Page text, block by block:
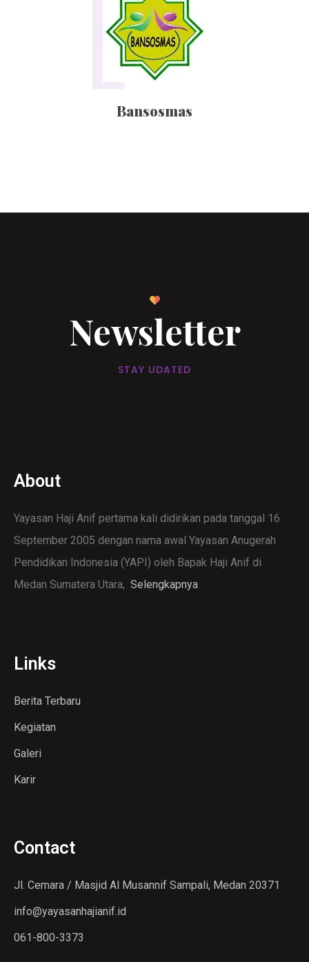
Bansosmas
Newsletter
STAY UDATED
About
Yayasan Haji Anif pertama kali didirikan pada tanggal 16
September 2005 dengan nama awal Yayasan Anugerah
Pendidikan Indonesia (YAPI) oleh Bapak Haji Anif di
Medan Sumatera Utara, Selengkapnya
Links
Berita Terbaru
Kegiatan
Galeri
Karir
Contact
Jl. Cemara / Masjid Al Musannif Sampali, Medan 20371
info@yayasanhajianif.id
061-800-3373